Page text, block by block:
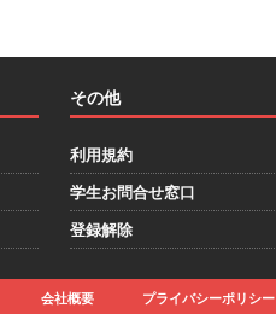
その他
利用規約
学生お問合せ窓口
登録解除
会社概要 プライバシーポリシー